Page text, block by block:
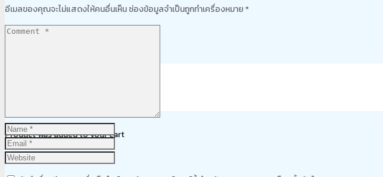
ติดต่อเรา
Productwas added to your cart
อีเมลของคุณจะไม่แสดงให้คนอื่นเห็นช่องข้อมูลจำเป็นถูกทำเครื่องหมาย*